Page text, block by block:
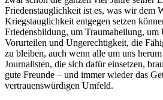
Friedenstauglichkeit ist es, was wir dem
Kriegstauglichkeit entgegen setzen
Friedensbildung, um Traumaheilung,
Vorurteilen und Ungerechtigkeit, die
zu bleiben, auch wenn alle um uns herum
Journalisten, die sich dafür einsetzen,
gute Freunde – und immer wieder das
vertrauenswürdigen Umfeld.